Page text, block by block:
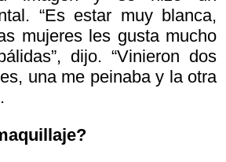
“Es estar muy blanca,
mujeres les gusta mucho
dijo. “Vinieron dos
una me peinaba y la otra